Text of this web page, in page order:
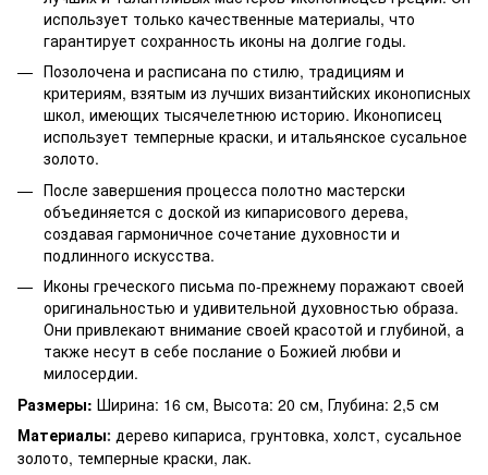
использует только качественные материалы, что
гарантирует сохранность иконы на долгие годы.
Позолочена и расписана по стилю, традициям и
критериям, взятым из лучших византийских иконописных
школ, имеющих тысячелетнюю историю. Иконописец
использует темперные краски, и итальянское сусальное
золото.
После завершения процесса полотно мастерски
объединяется с доской из кипарисового дерева,
создавая гармоничное сочетание духовности и
подлинного искусства.
Иконы греческого письма по-прежнему поражают своей
оригинальностью и удивительной духовностью образа.
Они привлекают внимание своей красотой и глубиной, а
также несут в себе послание о Божией любви и
милосердии.
Размеры: Ширина: 16 см, Высота: 20 см, Глубина: 2,5 см
Материалы: дерево кипариса, грунтовка, холст, сусальное
золото, темперные краски, лак.